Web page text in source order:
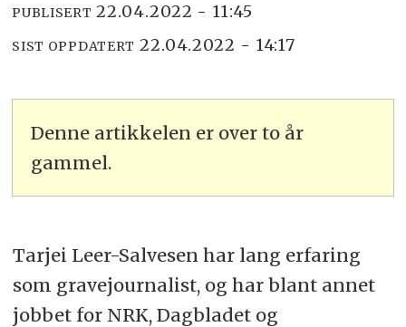
PUBLISERT 22.04.2022 - 11:45
SIST OPPDATERT 22.04.2022 - 14:17
Denne artikkelen er over to år
gammel.
Tarjei Leer-Salvesen har lang erfaring
som gravejournalist, og har blant annet
jobbet for NRK, Dagbladet og